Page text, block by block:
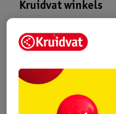
Online
Kruidvat winkels
Duurzaamheid bij
Vanaf 1 juli 2015 gelden